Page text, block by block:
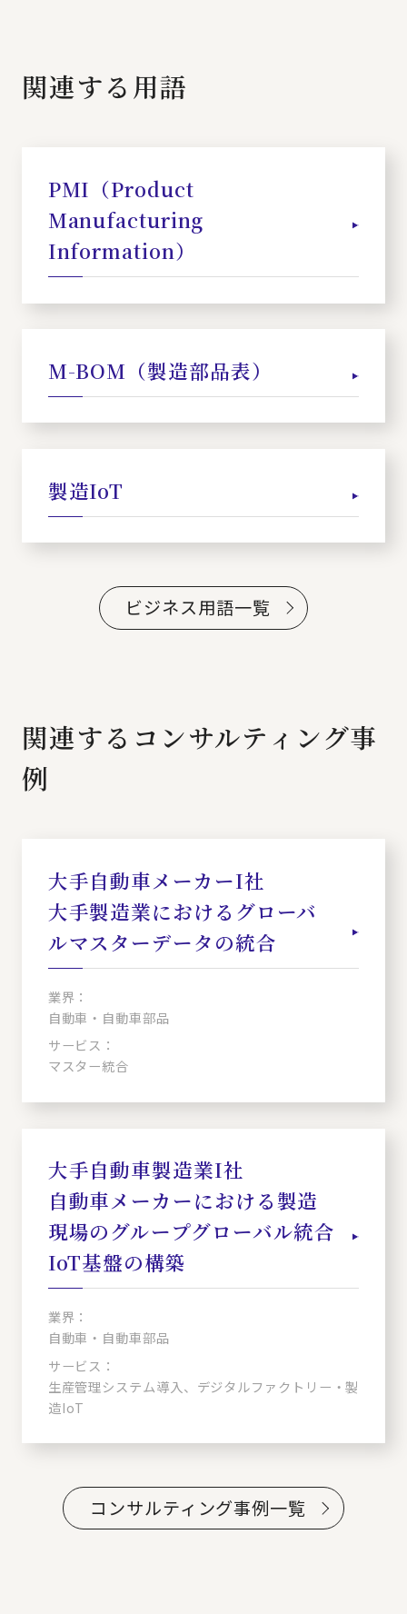
関連する用語
PMI（Product
Manufacturing
Information）
M-BOM（製造部品表）
製造IoT
ビジネス用語一覧
関連するコンサルティング事
例
大手自動車メーカーI社
大手製造業におけるグローバ
ルマスターデータの統合
業界：
自動車・自動車部品
サービス：
マスター統合
大手自動車製造業I社
自動車メーカーにおける製造
現場のグループグローバル統合
IoT基盤の構築
業界：
自動車・自動車部品
サービス：
生産管理システム導入、デジタルファクトリー・製
造IoT
コンサルティング事例一覧